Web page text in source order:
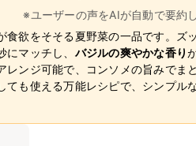
※ユーザーの声をAIが自動で要約
食欲をそそる夏野菜の一品です。ズ
マッチし、 バジルの爽やかな香り
レンジ可能で、コンソメの旨みでま
ても使える万能レシピで、シンプル